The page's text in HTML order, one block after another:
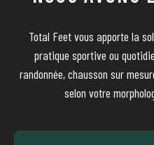
Total Feet vous apporte la
pratique sportive ou
randonnée, chausson sur
selon votre